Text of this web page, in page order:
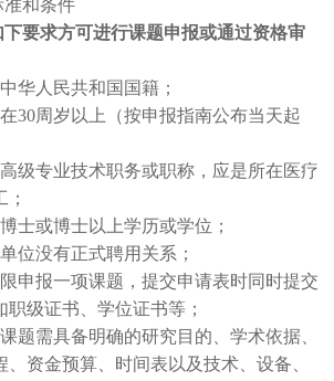
准和条件
要求方可进行课题申报或通过资格审
华人民共和国国籍；
30周岁以上（按申报指南公布当天起
级专业技术职务或职称，应是所在医疗
士或博士以上学历或学位；
位没有正式聘用关系；
申报一项课题，提交申请表时同时提交
级证书、学位证书等；
题需具备明确的研究目的、学术依据、
资金预算、时间表以及技术、设备、